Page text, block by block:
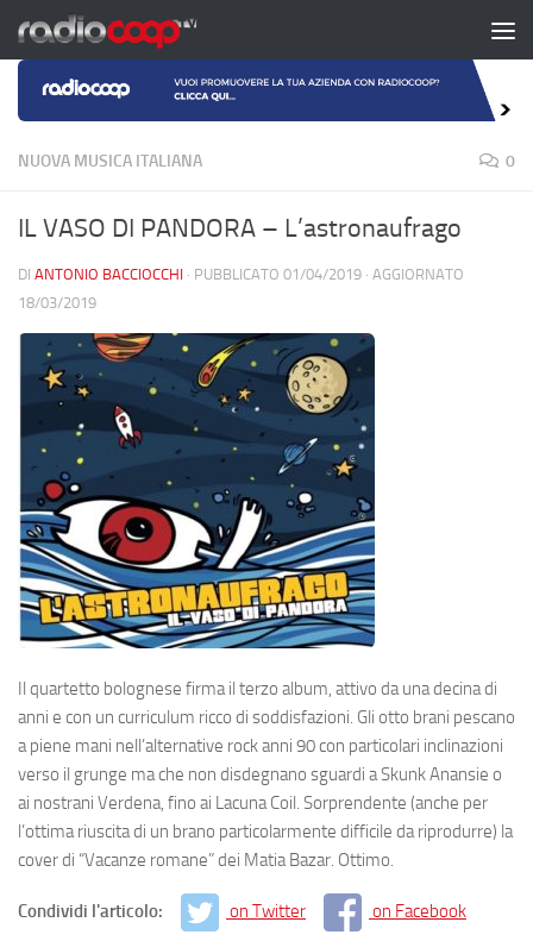
Salta al contenuto
NUOVA MUSICA ITALIANA 0
IL VASO DI PANDORA – L’astronaufrago
DI ANTONIO BACCIOCCHI · PUBBLICATO 01/04/2019 · AGGIORNATO
18/03/2019
Il quartetto bolognese firma il terzo album, attivo da una decina di
anni e con un curriculum ricco di soddisfazioni. Gli otto brani pescano
a piene mani nell’alternative rock anni 90 con particolari inclinazioni
verso il grunge ma che non disdegnano sguardi a Skunk Anansie o
ai nostrani Verdena, fino ai Lacuna Coil. Sorprendente (anche per
l’ottima riuscita di un brano particolarmente difficile da riprodurre) la
cover di “Vacanze romane” dei Matia Bazar. Ottimo.
Condividi l'articolo: on Twitter on Facebook